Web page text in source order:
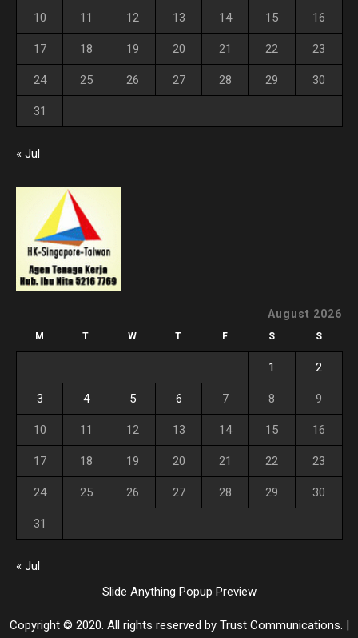
10 11 12 13 14 15 16
17 18 19 20 21 22 23
24 25 26 27 28 29 30
31
« Jul
August 2026
M T W T F S S
1 2
3 4 5 6 7 8 9
10 11 12 13 14 15 16
17 18 19 20 21 22 23
24 25 26 27 28 29 30
31
« Jul
Slide Anything Popup Preview
Copyright © 2020. All rights reserved by Trust Communications. |